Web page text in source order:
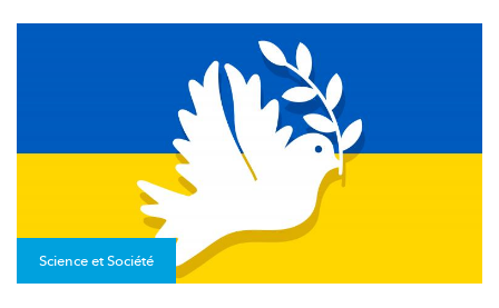
Science et Société